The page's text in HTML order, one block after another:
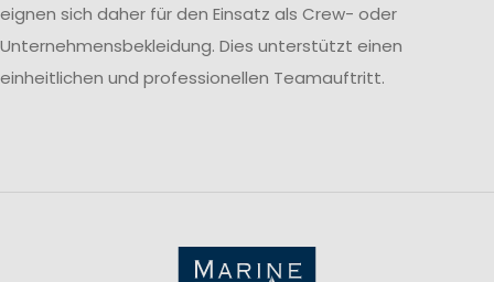
eignen sich daher für den Einsatz als Crew- oder
Unternehmensbekleidung. Dies unterstützt einen
einheitlichen und professionellen Teamauftritt.